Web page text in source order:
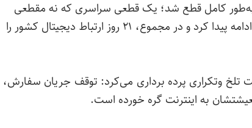
۱۴۰۴، اینترنت ایران به‌طور کامل قطع شد؛ یک قطعی سراسری که نه مقطعی
بود و نه محدود به چند ساعت. این وضعیت تا ۸ بهمن ادامه پیدا کرد و در مجموع، ۲۱ روز ارتباط دیجیتال کشور را
تلخ وتکراری پرده برداری می‌کرد: توقف جریان سفارش،
به اینترنت گره خورده است.